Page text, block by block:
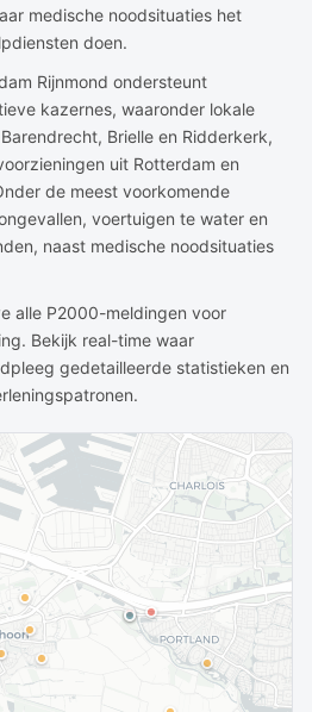
medische noodsituaties het
doen.
Rijnmond ondersteunt
kazernes, waaronder lokale
Brielle en Ridderkerk,
uit Rotterdam en
de meest voorkomende
voertuigen te water en
naast medische noodsituaties
alle P2000-meldingen voor
Bekijk real-time waar
gedetailleerde statistieken en